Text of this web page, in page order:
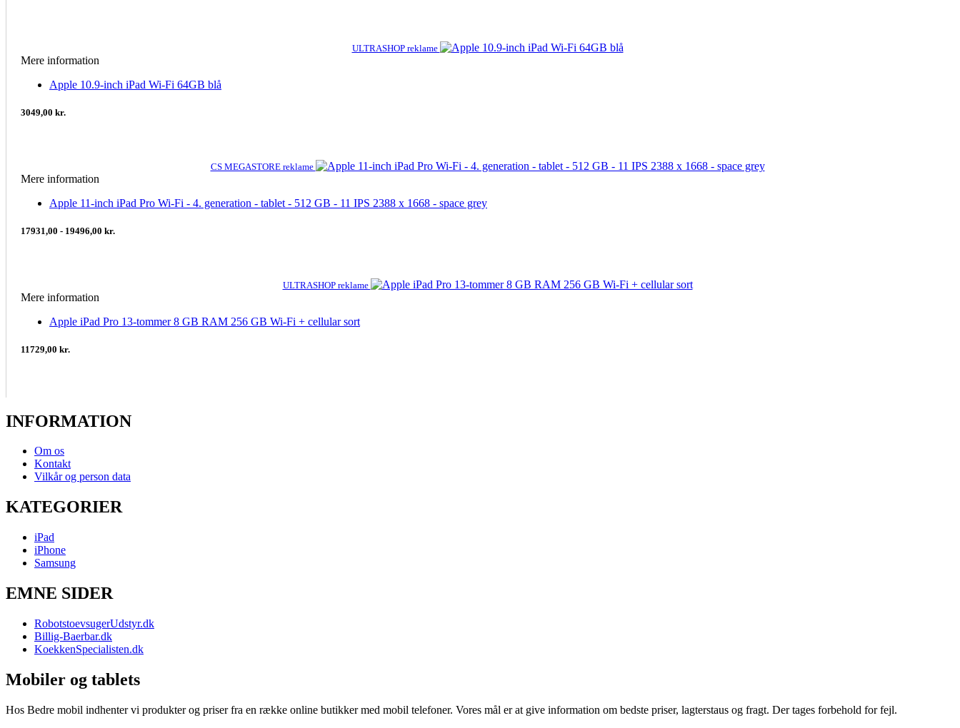
ULTRASHOP reklame
Mere information
Apple 10.9-inch iPad Wi-Fi 64GB blå
3049,00 kr.
CS MEGASTORE reklame
Mere information
Apple 11-inch iPad Pro Wi-Fi - 4. generation - tablet - 512 GB - 11 IPS 2388 x 1668 - space grey
17931,00 - 19496,00 kr.
ULTRASHOP reklame
Mere information
Apple iPad Pro 13-tommer 8 GB RAM 256 GB Wi-Fi + cellular sort
11729,00 kr.
INFORMATION
Om os
Kontakt
Vilkår og person data
KATEGORIER
iPad
iPhone
Samsung
EMNE SIDER
RobotstoevsugerUdstyr.dk
Billig-Baerbar.dk
KoekkenSpecialisten.dk
Mobiler og tablets
Hos Bedre mobil indhenter vi produkter og priser fra en række online butikker med mobil telefoner. Vores mål er at give information om bedste priser, lagterstaus og fragt. Der tages forbehold for fejl.